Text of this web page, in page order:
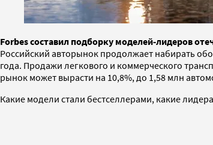
Forbes составил подборку моделей-лидеров
Российский авторынок продолжает набирать
года. Продажи легкового и коммерческого
рынок может вырасти на 10,8%, до 1,58 млн
Какие модели стали бестселлерами, какие